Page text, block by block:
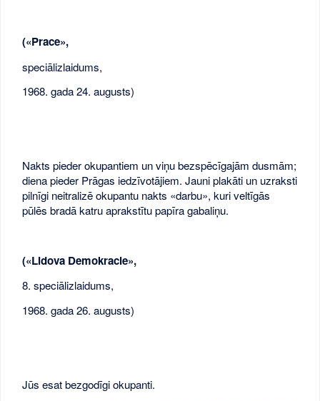
(«Prace»,
speciālizlaidums,
1968. gada 24. augusts)
Nakts pieder okupantiem un viņu bezspēcīgajām dusmām;
diena pieder Prāgas iedzīvotājiem. Jauni plakāti un uzraksti
pilnīgi neitralizē okupantu nakts «darbu», kuri veltīgās
pūlēs bradā katru aprakstītu papīra gabaliņu.
(«Lidova Demokracie»,
8. speciālizlaidums,
1968. gada 26. augusts)
Jūs esat bezgodīgi okupanti.